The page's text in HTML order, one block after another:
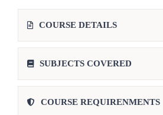
COURSE DETAILS
SUBJECTS COVERED
COURSE REQUIRENMENTS